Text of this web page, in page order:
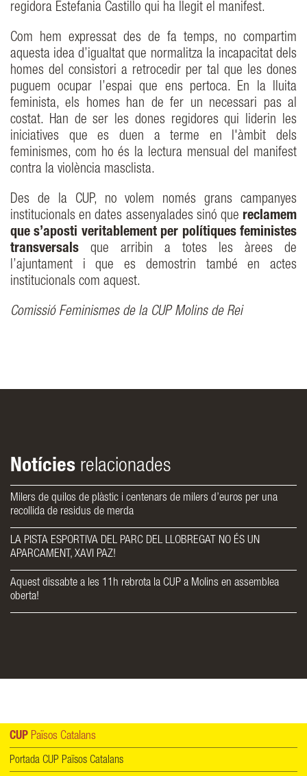
regidora Estefania Castillo qui ha llegit el manifest.
Com hem expressat des de fa temps, no compartim
aquesta idea d’igualtat que normalitza la incapacitat dels
homes del consistori a retrocedir per tal que les dones
puguem ocupar l’espai que ens pertoca. En la lluita
feminista, els homes han de fer un necessari pas al
costat. Han de ser les dones regidores qui liderin les
iniciatives que es duen a terme en l'àmbit dels
feminismes, com ho és la lectura mensual del manifest
contra la violència masclista.
Des de la CUP, no volem només grans campanyes
institucionals en dates assenyalades sinó que reclamem
que s’aposti veritablement per polítiques feministes
transversals que arribin a totes les àrees de
l’ajuntament i que es demostrin també en actes
institucionals com aquest.
Comissió Feminismes de la CUP Molins de Rei
Notícies relacionades
Milers de quilos de plàstic i centenars de milers d’euros per una
recollida de residus de merda
LA PISTA ESPORTIVA DEL PARC DEL LLOBREGAT NO ÉS UN
APARCAMENT, XAVI PAZ!
Aquest dissabte a les 11h rebrota la CUP a Molins en assemblea
oberta!
CUP Països Catalans
Portada CUP Països Catalans